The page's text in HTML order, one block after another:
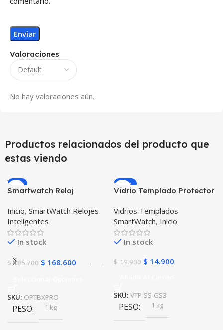
Valoraciones
No hay valoraciones aún.
Productos relacionados del producto que
estas viendo
-9%
Smartwatch Reloj
BAND X PRO™
(Smartwatch p70)
Compatible Android IOS
Inicio, SmartWatch Relojes
Inteligentes
In stock
$185.700 $ 168.600
SKU: OPTBXPRO
PESO 1 kg
-25%
Vidrio Templado Protector
Smartwatch Samsung
Gear S3 Frontier
Vidrios Templados
SmartWatch, Inicio
In stock
$19.900 $ 14.900
SKU: VTP-SS-GS3
PESO 1 kg